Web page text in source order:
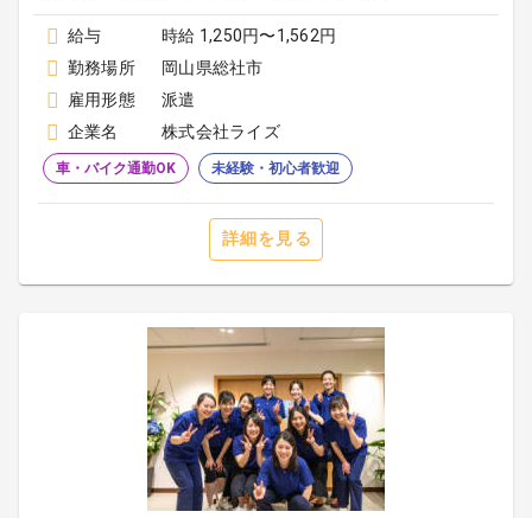
給与
時給 1,250円〜1,562円
勤務場所
岡山県総社市
雇用形態
派遣
企業名
株式会社ライズ
車・バイク通勤OK 未経験・初心者歓迎
詳細を見る